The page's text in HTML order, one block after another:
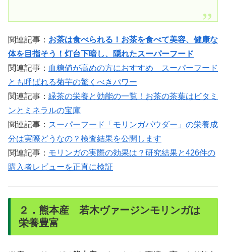
関連記事： お茶は食べられる！お茶を食べて美容、健康な
体を目指そう！灯台下暗し、隠れたスーパーフード
関連記事： 血糖値が高めの方におすすめ スーパーフード
とも呼ばれる菊芋の驚くべきパワー
関連記事： 緑茶の栄養と効能の一覧！お茶の茶葉はビタミ
ンとミネラルの宝庫
関連記事： スーパーフード「モリンガパウダー」の栄養成
分は実際どうなの？検査結果を公開します
関連記事： モリンガの実際の効果は？研究結果と426件の
購入者レビューを正直に検証
２．熊本産 若木ヴァージンモリンガは
栄養豊富